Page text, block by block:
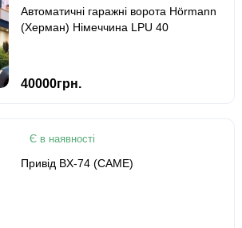
Автоматичні гаражні ворота Hörmann
(Херман) Німеччина LPU 40
40000грн.
Є в наявності
Привід BX-74 (CAME)